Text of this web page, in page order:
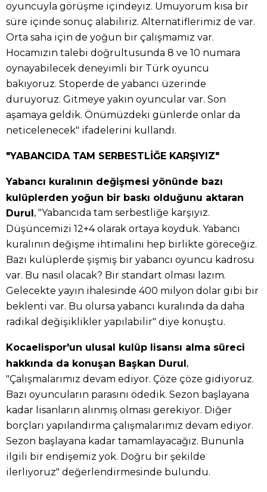
oyuncuyla görüşme içindeyiz. Umuyorum kısa bir
süre içinde sonuç alabiliriz. Alternatiflerimiz de var.
Orta saha için de yoğun bir çalışmamız var.
Hocamızın talebi doğrultusunda 8 ve 10 numara
oynayabilecek deneyimli bir Türk oyuncu
bakıyoruz. Stoperde de yabancı üzerinde
duruyoruz. Gitmeye yakın oyuncular var. Son
aşamaya geldik. Önümüzdeki günlerde onlar da
neticelenecek" ifadelerini kullandı.
"YABANCIDA TAM SERBESTLİĞE KARŞIYIZ"
Yabancı kuralının değişmesi yönünde bazı
kulüplerden yoğun bir baskı olduğunu aktaran
Durul , "Yabancıda tam serbestliğe karşıyız.
Düşüncemizi 12+4 olarak ortaya koyduk. Yabancı
kuralının değişme ihtimalini hep birlikte göreceğiz.
Bazı kulüplerde şişmiş bir yabancı oyuncu kadrosu
var. Bu nasıl olacak? Bir standart olması lazım.
Gelecekte yayın ihalesinde 400 milyon dolar gibi bir
beklenti var. Bu olursa yabancı kuralında da daha
radikal değişiklikler yapılabilir" diye konuştu.
Kocaelispor'un ulusal kulüp lisansı alma süreci
hakkında da konuşan Başkan Durul,
"Çalışmalarımız devam ediyor. Çöze çöze gidiyoruz.
Bazı oyuncuların parasını ödedik. Sezon başlayana
kadar lisanların alınmış olması gerekiyor. Diğer
borçları yapılandırma çalışmalarımız devam ediyor.
Sezon başlayana kadar tamamlayacağız. Bununla
ilgili bir endişemiz yok. Doğru bir şekilde
ilerliyoruz" değerlendirmesinde bulundu.